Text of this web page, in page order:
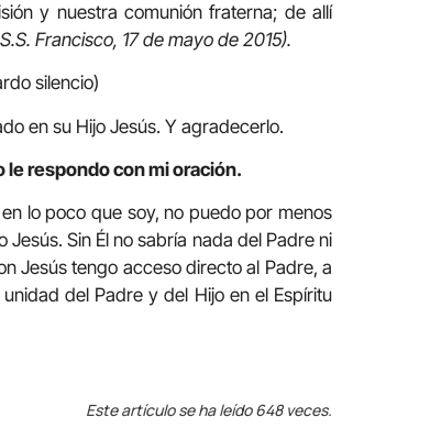
y nuestra comunión fraterna; de allí
Francisco, 17 de mayo de 2015).
silencio)
en su Hijo Jesús. Y agradecerlo.
le respondo con mi oración.
lo poco que soy, no puedo por menos
Sin Él no sabría nada del Padre ni
Jesús tengo acceso directo al Padre, a
del Padre y del Hijo en el Espíritu
Este artículo se ha leído 648 veces.